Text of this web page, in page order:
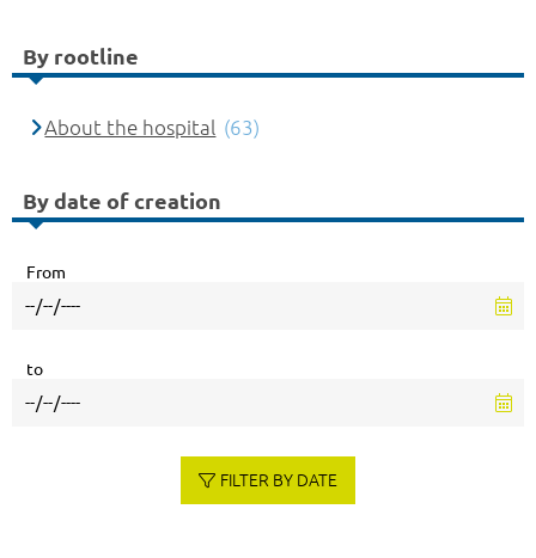
By rootline
About the hospital (63)
By date of creation
From
to
FILTER BY DATE